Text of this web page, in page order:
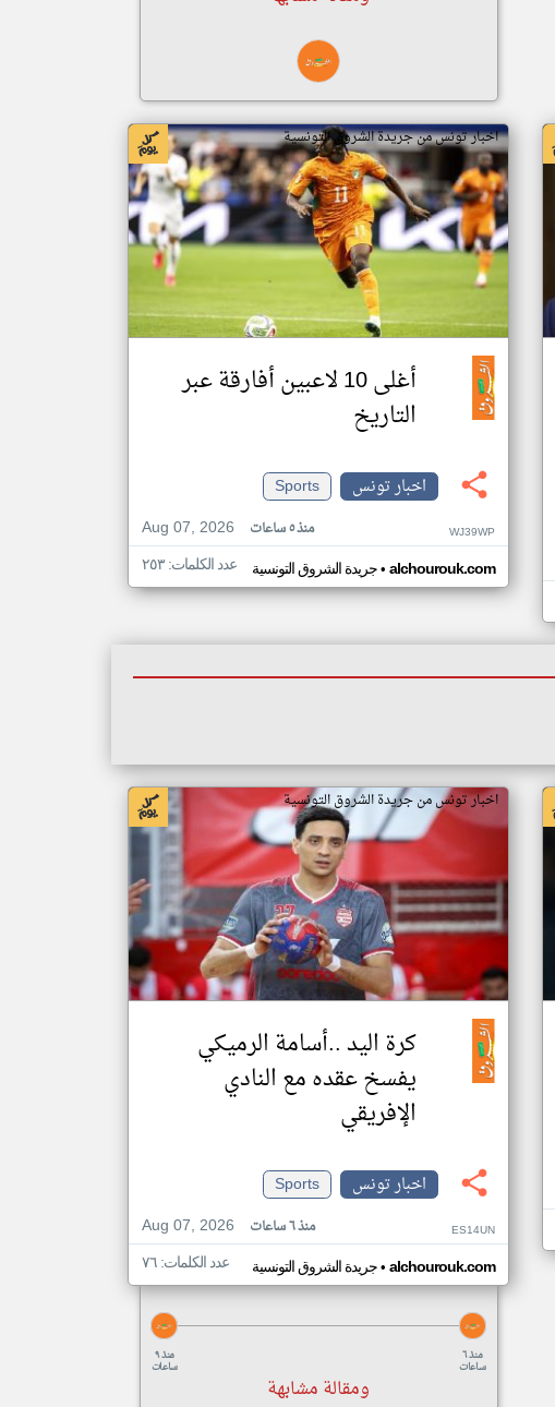
اخبار تونس من جريدة الشروق التونسية
أغلى 10 لاعبين أفارقة عبر
التاريخ
اخبار تونس
Sports
Aug 07, 2026
منذ ٥ ساعات WJ39WP
جريدة الشروق التونسية• alchourouk.com عدد الكلمات: ٢٥٣
اخبار تونس من جريدة الشروق التونسية
كرة اليد ..أسامة الرميكي
يفسخ عقده مع النادي
الإفريقي
اخبار تونس
Sports
Aug 07, 2026
منذ ٦ ساعات ES14UN
جريدة الشروق التونسية• alchourouk.com عدد الكلمات: ٧٦
منذ ٩
ساعات
منذ ٦
ساعات
ومقالة مشابهة